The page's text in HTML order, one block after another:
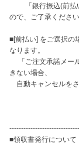
「銀行振込(前払い
ので、ご了承ください
■[前払い] をご選択の
なります。
「ご注文承諾メー
きない場合、
自動キャンセルをさ
■領収書発行について